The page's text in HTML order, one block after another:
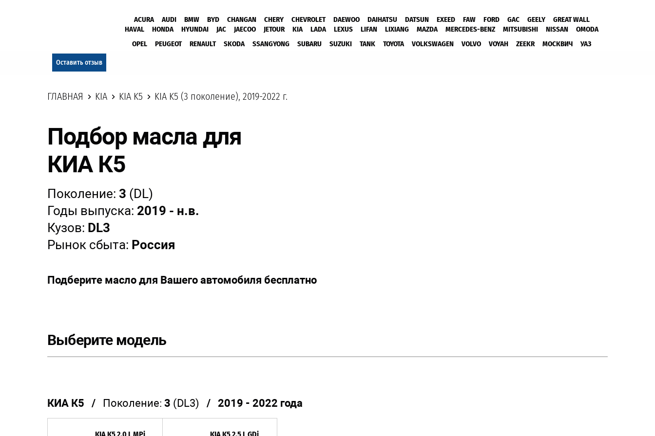
ACURA AUDI BMW BYD CHANGAN CHERY CHEVROLET DAEWOO DAIHATSU DATSUN EXEED FAW FORD GAC GEELY
GREAT WALL
HAVAL
HONDA HYUNDAI JAC JAECOO JETOUR KIA LADA LEXUS LIFAN LIXIANG MAZDA MERCEDES-BENZ MITSUBISHI NISSAN
OMODA
OPEL
PEUGEOT RENAULT SKODA SSANGYONG SUBARU SUZUKI TANK TOYOTA VOLKSWAGEN VOLVO VOYAH ZEEKR МОСКВИЧ УАЗ
Оставить отзыв
ГЛАВНАЯ KIA KIA K5 KIA K5 (3 поколение), 2019-2022 г.
Подбор масла для
КИА К5
Поколение: 3 (DL)
Годы выпуска: 2019 - н.в.
Кузов: DL3
Рынок сбыта: Россия
Подберите масло для Вашего автомобиля бесплатно
Выберите модель
КИА К5 / Поколение: 3 (DL3) / 2019 - 2022 года